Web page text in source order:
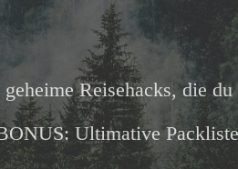
Reisehacks, die
Ultimative